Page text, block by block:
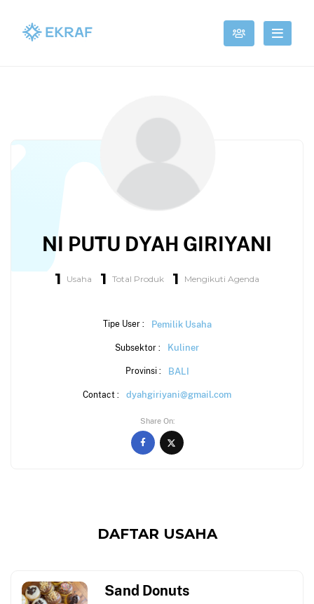
NI PUTU DYAH GIRIYANI
1 Usaha 1 Total Produk 1 Mengikuti Agenda
Tipe User : Pemilik Usaha
Subsektor : Kuliner
Provinsi : BALI
Contact : dyahgiriyani@gmail.com
Share On
DAFTAR USAHA
Sand Donuts